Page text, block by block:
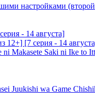
настройками (второй
- 14 августа]
12+] [7 серия - 14
ni Makasete Saki ni Ike to
Juukishi wa Game